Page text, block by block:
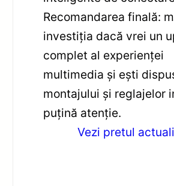
Recomandarea finală:
investiția dacă vrei un
complet al experienței
multimedia și ești
montajului și reglajelor
puțină atenție.
Vezi pretul